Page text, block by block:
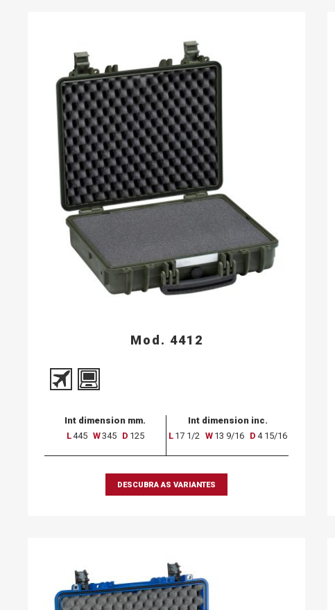
Mod. 4412
Int dimension mm.
L445 W345 D 125
Int dimension inc.
L 17 1/2 W 13 9/16 D 4 15/16
DESCUBRA AS VARIANTES